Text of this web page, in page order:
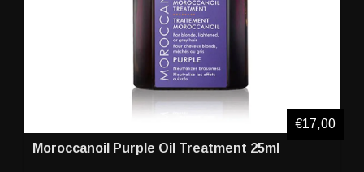
Moroccanoil Purple Oil Treatment 25ml
€17,00